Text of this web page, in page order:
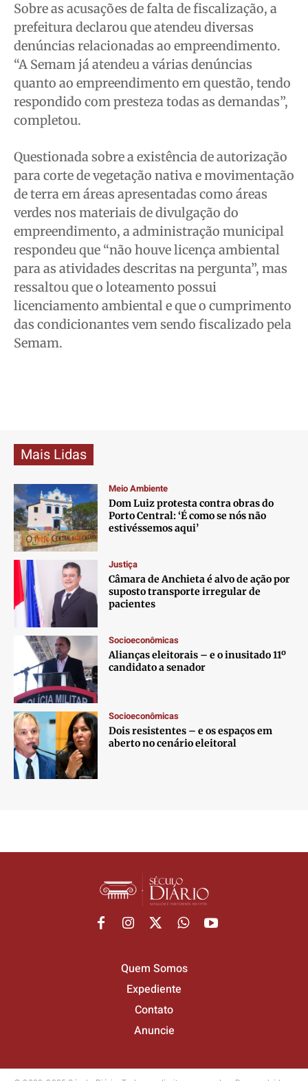
Sobre as acusações de falta de fiscalização, a
prefeitura declarou que atendeu diversas
denúncias relacionadas ao empreendimento.
“A Semam já atendeu a várias denúncias
quanto ao empreendimento em questão, tendo
respondido com presteza todas as demandas”,
completou.
Questionada sobre a existência de autorização
para corte de vegetação nativa e movimentação
de terra em áreas apresentadas como áreas
verdes nos materiais de divulgação do
empreendimento, a administração municipal
respondeu que “não houve licença ambiental
para as atividades descritas na pergunta”, mas
ressaltou que o loteamento possui
licenciamento ambiental e que o cumprimento
das condicionantes vem sendo fiscalizado pela
Semam.
Mais Lidas
Meio Ambiente
Dom Luiz protesta contra obras do
Porto Central: ‘É como se nós não
estivéssemos aqui’
Justiça
Câmara de Anchieta é alvo de ação por
suposto transporte irregular de
pacientes
Socioeconômicas
Alianças eleitorais – e o inusitado 11º
candidato a senador
Socioeconômicas
Dois resistentes – e os espaços em
aberto no cenário eleitoral
Quem Somos
Expediente
Contato
Anuncie